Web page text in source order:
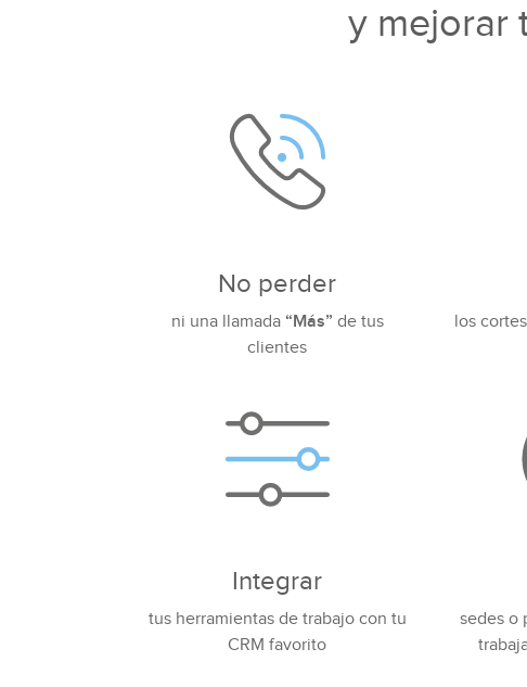
y mejorar
No perder
ni una llamada “Más” de tus
clientes
los
Integrar
tus herramientas de trabajo con tu
CRM favorito
sedes o